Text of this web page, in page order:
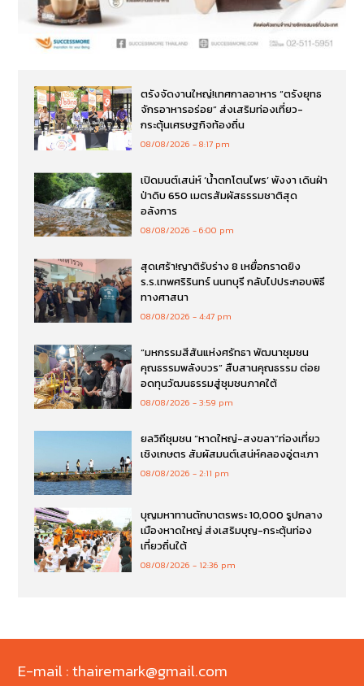
ตรังจัดงานใหญ่!เทศกาลอาหาร “ตรังยุทธ
จักรอาหารอร่อย” ส่งเสริมท่องเที่ยว-
กระตุ้นเศรษฐกิจท้องถิ่น
08/08/2026 8:17 pm
เปิดมนต์เสน่ห์ ‘น้ำตกโตนไพร’ พังงา เดินฝ่า
ป่าดิบ 650 เมตรสัมผัสธรรมชาติสุด
อลังการ
08/08/2026 6:00 pm
สุดเศร้า!ญาติรับร่าง 8 เหยื่อกราดยิง
ร.ร.เทพศริรินทร์ นนทบุรี กลับไปประกอบพิธี
ทางศาสนา
08/08/2026 4:47 pm
“มหกรรมสีสันแห่งศรัทธา พัฒนาชุมชน
คุณธรรมพลังบวร” สืบสานคุณธรรม ต่อย
อดทุนวัฒนธรรมสู่ชุมชนภาคใต้
08/08/2026 3:59 pm
ยลวิถีชุมชน “หาดใหญ่-สงขลา”ท่องเที่ยว
เชิงเกษตร สัมผัสมนต์เสน่ห์คลองอู่ตะเภา
08/08/2026 2:11 pm
บุญมหาทานตักบาตรพระ 10,000 รูปกลาง
เมืองหาดใหญ่ ส่งเสริมบุญ-กระตุ้นท่อง
เที่ยวถิ่นใต้
08/08/2026 12:36 pm
E-mail : thairemark@gmail.com